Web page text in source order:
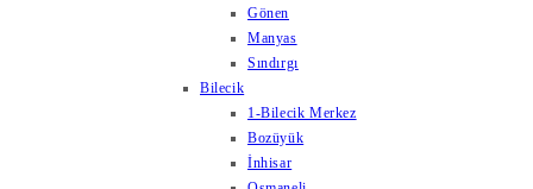
Gönen
Manyas
Sındırgı
Bilecik
1-Bilecik Merkez
Bozüyük
İnhisar